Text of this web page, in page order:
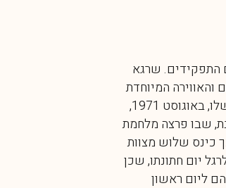
התפקידים. שרגא
המיוחדת
במינה, וכאשר תמה תקופת שירות החובה שלו, באוגוסט 1971,
ביום השבת, שבו פרצה מלחמת
כינס שלוש מצוות
יום חתונתו, שכן
ליום ראשון